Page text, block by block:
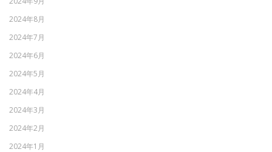
2024年8月
2024年7月
2024年6月
2024年5月
2024年4月
2024年3月
2024年2月
2024年1月